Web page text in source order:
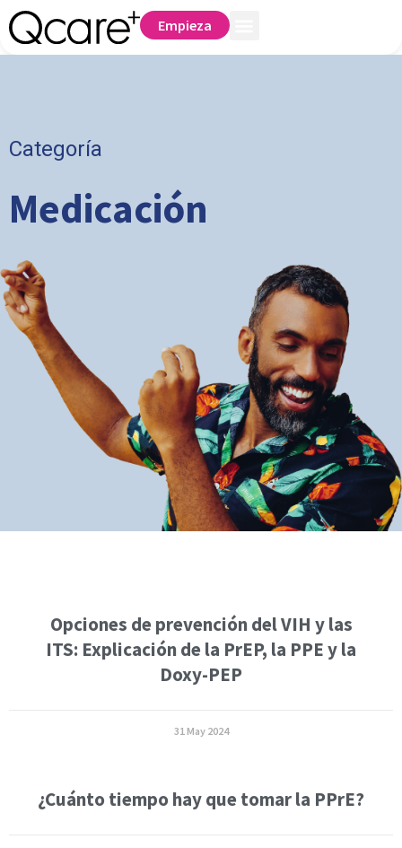
Empieza
Categoría
Medicación
Opciones de prevención del VIH y las
ITS: Explicación de la PrEP, la PPE y la
Doxy-PEP
31 May 2024
¿Cuánto tiempo hay que tomar la PPrE?